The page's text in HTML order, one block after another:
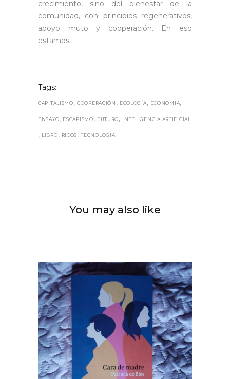
crecimiento, sino del bienestar de la
comunidad, con principios regenerativos,
apoyo muto y cooperación. En eso
estamos.
Tags:
CAPITALISMO, COOPERACIÓN , ECOLOGÍA, ECONOMIA,
ENSAYO, ESCAPISMO, FUTURO, INTELIGENCIA ARTIFICIAL
, LIBRO, RICOS,TECNOLOGÍA
You may also like